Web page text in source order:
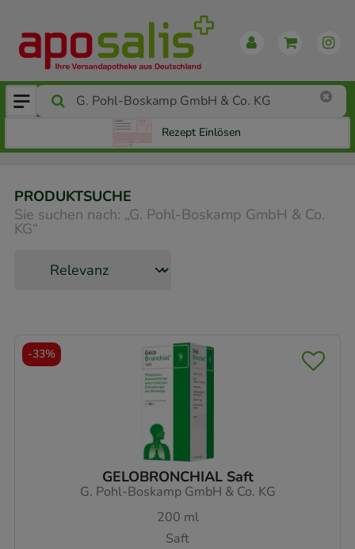
Rezept Einlösen
PRODUKTSUCHE
Sie suchen nach: „G. Pohl-Boskamp GmbH & Co.
KG“
GELOBRONCHIAL Saft
G. Pohl-Boskamp GmbH & Co. KG
200 ml
Saft
-33%